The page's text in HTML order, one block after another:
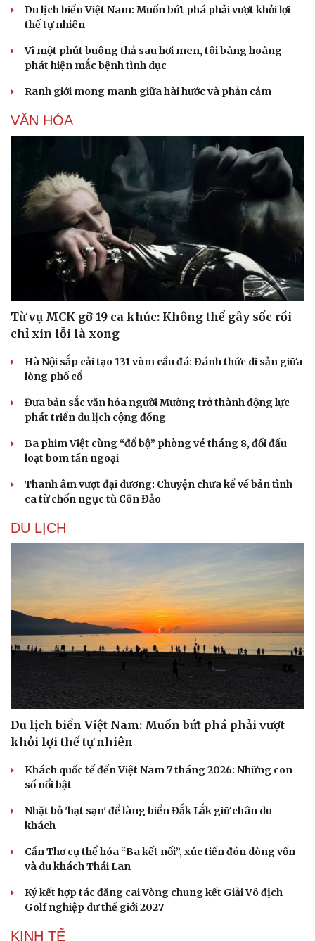
Sân khấu - Điện ảnh
Sao Việt
Du lịch biển Việt Nam: Muốn bứt phá phải vượt khỏi lợi
thế tự nhiên
Vì một phút buông thả sau hơi men, tôi bàng hoàng
phát hiện mắc bệnh tình dục
Ranh giới mong manh giữa hài hước và phản cảm
VĂN HÓA
Từ vụ MCK gỡ 19 ca khúc: Không thể gây sốc rồi
chỉ xin lỗi là xong
Hà Nội sắp cải tạo 131 vòm cầu đá: Đánh thức di sản giữa
lòng phố cổ
Đưa bản sắc văn hóa người Mường trở thành động lực
phát triển du lịch cộng đồng
Ba phim Việt cùng “đổ bộ” phòng vé tháng 8, đối đầu
loạt bom tấn ngoại
Thanh âm vượt đại dương: Chuyện chưa kể về bản tình
ca từ chốn ngục tù Côn Đảo
DU LỊCH
Du lịch biển Việt Nam: Muốn bứt phá phải vượt
khỏi lợi thế tự nhiên
Khách quốc tế đến Việt Nam 7 tháng 2026: Những con
số nổi bật
Nhặt bỏ 'hạt sạn' để làng biển Đắk Lắk giữ chân du
khách
Cần Thơ cụ thể hóa “Ba kết nối”, xúc tiến đón dòng vốn
và du khách Thái Lan
Ký kết hợp tác đăng cai Vòng chung kết Giải Vô địch
Golf nghiệp dư thế giới 2027
KINH TẾ